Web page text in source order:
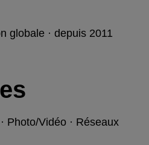
globale · depuis 2011
Photo/Vidéo · Réseaux